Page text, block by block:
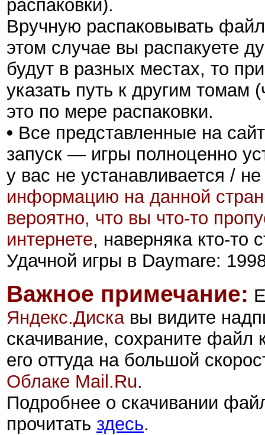
распаковки).
Вручную распаковывать
этом случае вы распакуете
будут в разных местах, то
указать путь к другим томам
это по мере распаковки.
• Все представленные на
запуск — игры полноценно
у вас не устанавливается /
информацию на данной
вероятно, что вы что-то
интернете, наверняка кто-то
Удачной игры в Daymare:
Важное примечание:
Яндекс.Дискавы видите
скачивание, сохраните файл
его оттуда на большой
Облаке Mail.Ru.
Подробнее о скачивании
прочитать здесь.